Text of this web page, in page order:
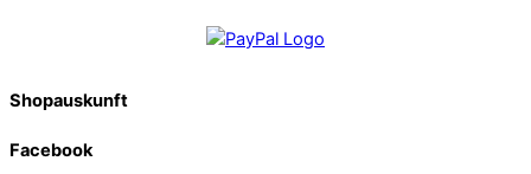
Shopauskunft
Facebook